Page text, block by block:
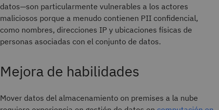
datos—son particularmente vulnerables a los actores
maliciosos porque a menudo contienen PII confidencial,
como nombres, direcciones IP y ubicaciones físicas de
personas asociadas con el conjunto de datos.
Mejora de habilidades
Mover datos del almacenamiento on premises a la nube